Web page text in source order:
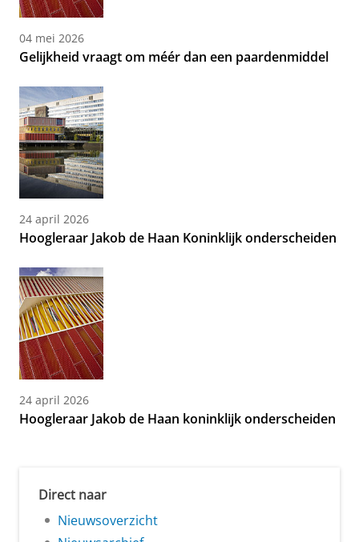
04 mei 2026
Gelijkheid vraagt om méér dan een paardenmiddel
24 april 2026
Hoogleraar Jakob de Haan Koninklijk onderscheiden
24 april 2026
Hoogleraar Jakob de Haan koninklijk onderscheiden
Direct naar
Nieuwsoverzicht